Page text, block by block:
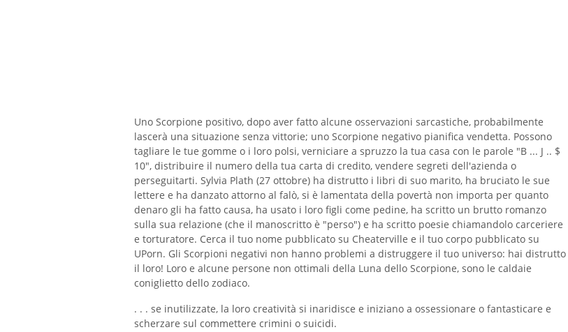
Uno Scorpione positivo, dopo aver fatto alcune osservazioni sarcastiche, probabilmente
lascerà una situazione senza vittorie; uno Scorpione negativo pianifica vendetta. Possono
tagliare le tue gomme o i loro polsi, verniciare a spruzzo la tua casa con le parole "B ... J .. $
10", distribuire il numero della tua carta di credito, vendere segreti dell'azienda o
perseguitarti. Sylvia Plath (27 ottobre) ha distrutto i libri di suo marito, ha bruciato le sue
lettere e ha danzato attorno al falò, si è lamentata della povertà non importa per quanto
denaro gli ha fatto causa, ha usato i loro figli come pedine, ha scritto un brutto romanzo
sulla sua relazione (che il manoscritto è "perso") e ha scritto poesie chiamandolo carceriere
e torturatore. Cerca il tuo nome pubblicato su Cheaterville e il tuo corpo pubblicato su
UPorn. Gli Scorpioni negativi non hanno problemi a distruggere il tuo universo: hai distrutto
il loro! Loro e alcune persone non ottimali della Luna dello Scorpione, sono le caldaie
coniglietto dello zodiaco.
. . . se inutilizzate, la loro creatività si inaridisce e iniziano a ossessionare o fantasticare e
scherzare sul commettere crimini o suicidi.